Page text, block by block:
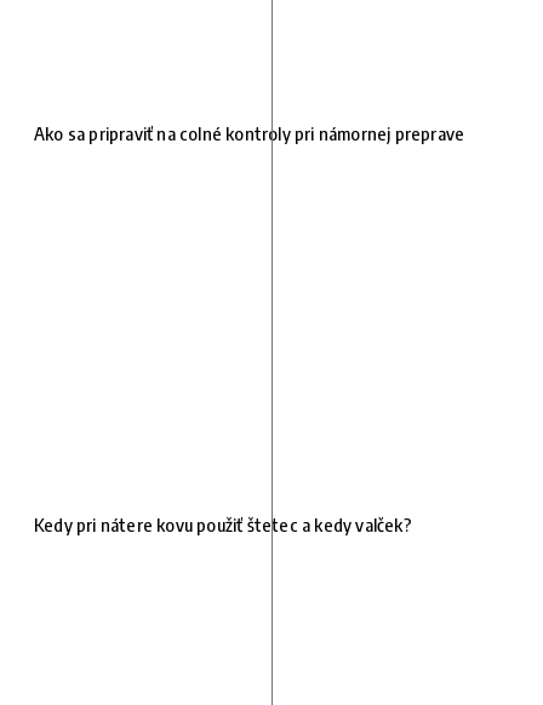
Ako sa pripraviť na colné kontroly pri námornej preprave
Kedy pri nátere kovu použiť štetec a kedy valček?